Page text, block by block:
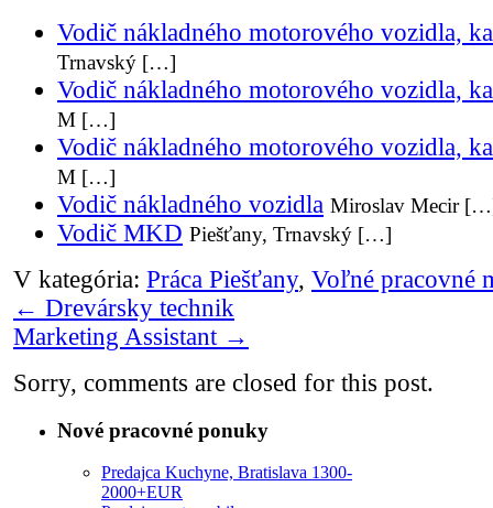
Vodič nákladného motorového vozidla,
Trnavský […]
Vodič nákladného motorového vozidla,
M […]
Vodič nákladného motorového vozidla,
M […]
Vodič nákladného vozidla Miroslav Mecir
Vodič MKD Piešťany, Trnavský […]
V kategória: Práca Piešťany, Voľné pracovné
← Drevársky technik
Marketing Assistant →
Sorry, comments are closed for this post.
Nové pracovné ponuky
Predajca Kuchyne, Bratislava 1300-
2000+EUR